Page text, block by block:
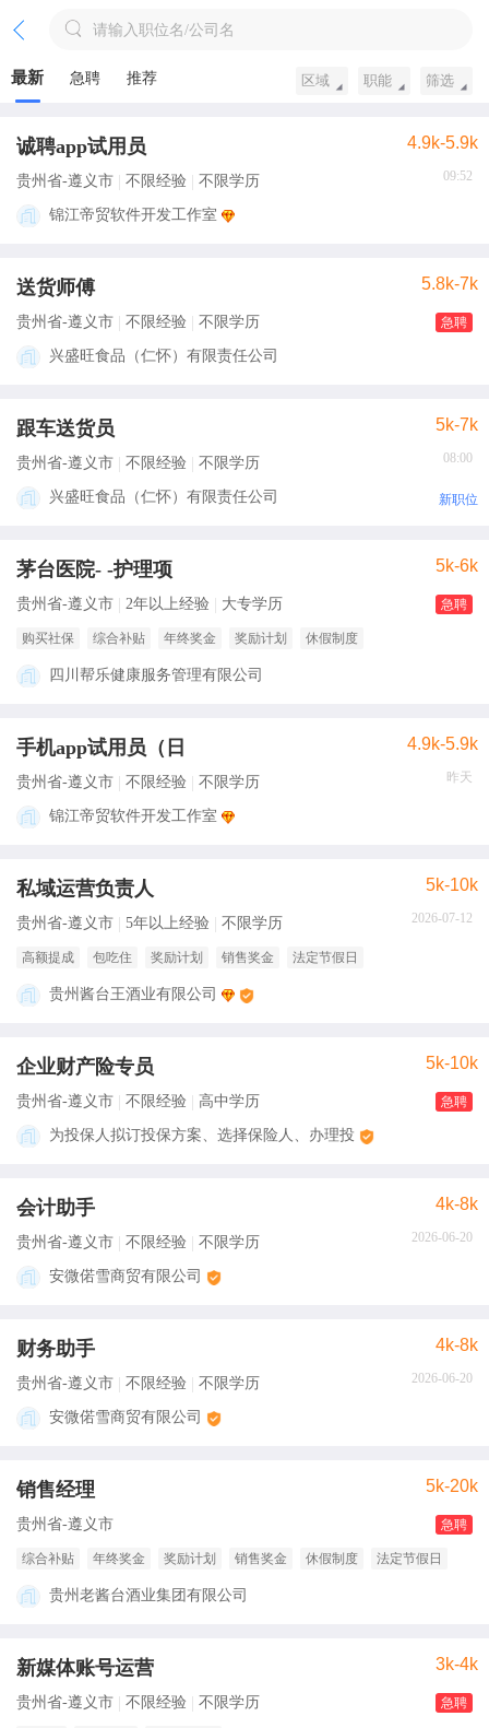
请输入职位名/公司名
最新 急聘 推荐 区域 职能 筛选
诚聘app试用员 4.9k-5.9k
09:52
贵州省-遵义市 不限经验 不限学历
锦江帝贸软件开发工作室
送货师傅 5.8k-7k
贵州省-遵义市 不限经验 不限学历 急聘
兴盛旺食品（仁怀）有限责任公司
跟车送货员 5k-7k
08:00
贵州省-遵义市 不限经验 不限学历
新职位
兴盛旺食品（仁怀）有限责任公司
茅台医院- -护理项 5k-6k
贵州省-遵义市 2年以上经验 大专学历 急聘
购买社保 综合补贴 年终奖金 奖励计划 休假制度
四川帮乐健康服务管理有限公司
手机app试用员（日 4.9k-5.9k
昨天
贵州省-遵义市 不限经验 不限学历
锦江帝贸软件开发工作室
私域运营负责人 5k-10k
2026-07-12
贵州省-遵义市 5年以上经验 不限学历
高额提成 包吃住 奖励计划 销售奖金 法定节假日
贵州酱台王酒业有限公司
企业财产险专员 5k-10k
贵州省-遵义市 不限经验 高中学历 急聘
为投保人拟订投保方案、选择保险人、办理投
会计助手 4k-8k
2026-06-20
贵州省-遵义市 不限经验 不限学历
安微偌雪商贸有限公司
财务助手 4k-8k
2026-06-20
贵州省-遵义市 不限经验 不限学历
安微偌雪商贸有限公司
销售经理 5k-20k
贵州省-遵义市 急聘
综合补贴 年终奖金 奖励计划 销售奖金 休假制度 法定节假日
贵州老酱台酒业集团有限公司
新媒体账号运营 3k-4k
贵州省-遵义市 不限经验 不限学历 急聘